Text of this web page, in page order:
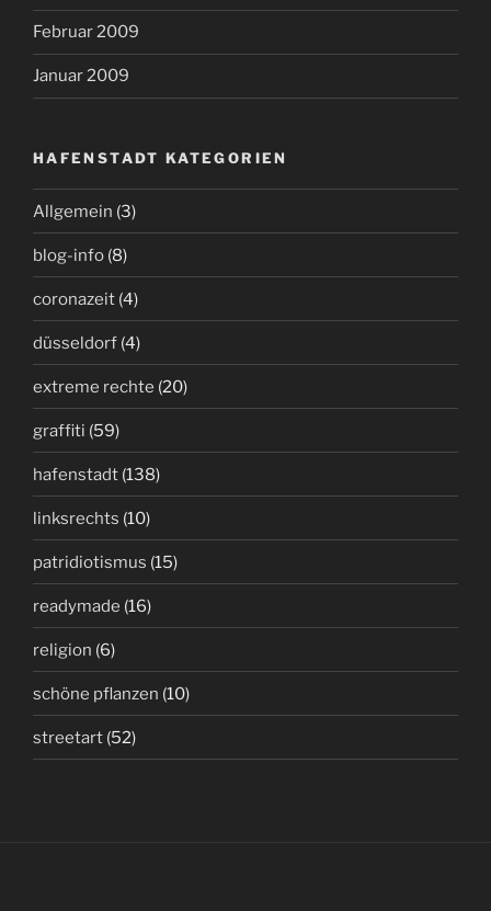
Februar 2009
Januar 2009
HAFENSTADT KATEGORIEN
Allgemein (3)
blog-info (8)
coronazeit (4)
düsseldorf (4)
extreme rechte (20)
graffiti (59)
hafenstadt (138)
linksrechts (10)
patridiotismus (15)
readymade (16)
religion (6)
schöne pflanzen (10)
streetart (52)